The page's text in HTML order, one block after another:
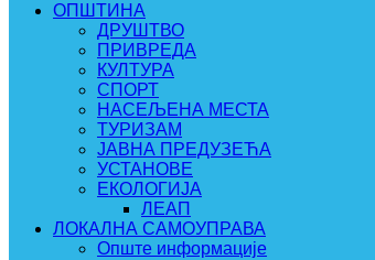
ОПШТИНА
ДРУШТВО
ПРИВРЕДА
КУЛТУРА
СПОРТ
НАСЕЉЕНА МЕСТА
ТУРИЗАМ
ЈАВНА ПРЕДУЗЕЋА
УСТАНОВЕ
ЕКОЛОГИЈА
ЛЕАП
ЛОКАЛНА САМОУПРАВА
Опште информације